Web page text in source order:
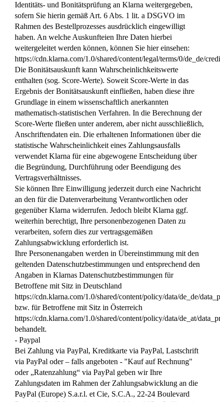
Identitäts- und Bonitätsprüfung an Klarna weitergegeben,
sofern Sie hierin gemäß Art. 6 Abs. 1 lit. a DSGVO im
Rahmen des Bestellprozesses ausdrücklich eingewilligt
haben. An welche Auskunfteien Ihre Daten hierbei
weitergeleitet werden können, können Sie hier einsehen:
https://cdn.klarna.com/1.0/shared/content/legal/terms/0/de_de/
Die Bonitätsauskunft kann Wahrscheinlichkeitswerte
enthalten (sog. Score-Werte). Soweit Score-Werte in das
Ergebnis der Bonitätsauskunft einfließen, haben diese ihre
Grundlage in einem wissenschaftlich anerkannten
mathematisch-statistischen Verfahren. In die Berechnung der
Score-Werte fließen unter anderem, aber nicht ausschließlich,
Anschriftendaten ein. Die erhaltenen Informationen über die
statistische Wahrscheinlichkeit eines Zahlungsausfalls
verwendet Klarna für eine abgewogene Entscheidung über
die Begründung, Durchführung oder Beendigung des
Vertragsverhältnisses.
Sie können Ihre Einwilligung jederzeit durch eine Nachricht
an den für die Datenverarbeitung Verantwortlichen oder
gegenüber Klarna widerrufen. Jedoch bleibt Klarna ggf.
weiterhin berechtigt, Ihre personenbezogenen Daten zu
verarbeiten, sofern dies zur vertragsgemäßen
Zahlungsabwicklung erforderlich ist.
Ihre Personenangaben werden in Übereinstimmung mit den
geltenden Datenschutzbestimmungen und entsprechend den
Angaben in Klarnas Datenschutzbestimmungen für
Betroffene mit Sitz in Deutschland
https://cdn.klarna.com/1.0/shared/content/policy/data/de_de/
bzw. für Betroffene mit Sitz in Österreich
https://cdn.klarna.com/1.0/shared/content/policy/data/de_at/
behandelt.
- Paypal
Bei Zahlung via PayPal, Kreditkarte via PayPal, Lastschrift
via PayPal oder – falls angeboten - "Kauf auf Rechnung"
oder „Ratenzahlung“ via PayPal geben wir Ihre
Zahlungsdaten im Rahmen der Zahlungsabwicklung an die
PayPal (Europe) S.a.r.l. et Cie, S.C.A., 22-24 Boulevard